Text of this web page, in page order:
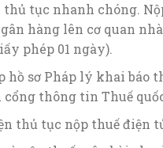
thủ tục nhanh chóng.
hàng lên cơ quan
phép 01 ngày).
hồ sơ Pháp lý khai báo
cổng thông tin Thuế
thủ tục nộp thuế điện